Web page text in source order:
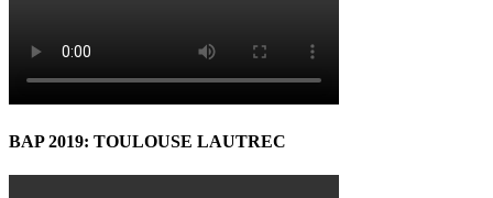
BAP 2019: TOULOUSE LAUTREC